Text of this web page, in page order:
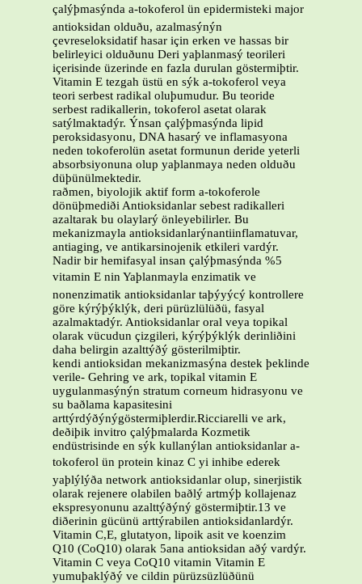
çalýþmasýnda a-tokoferol ün epidermisteki major
antioksidan olduðu, azalmasýnýn
çevreseloksidatif hasar için erken ve hassas bir
belirleyici olduðunu Deri yaþlanmasý teorileri
içerisinde üzerinde en fazla durulan göstermiþtir.
Vitamin E tezgah üstü en sýk a-tokoferol veya
teori serbest radikal oluþumudur. Bu teoride
serbest radikallerin, tokoferol asetat olarak
satýlmaktadýr. Ýnsan çalýþmasýnda lipid
peroksidasyonu, DNA hasarý ve inflamasyona
neden tokoferolün asetat formunun deride yeterli
absorbsiyonuna olup yaþlanmaya neden olduðu
düþünülmektedir.
raðmen, biyolojik aktif form a-tokoferole
dönüþmediði Antioksidanlar sebest radikalleri
azaltarak bu olaylarý önleyebilirler. Bu
mekanizmayla antioksidanlarýnantiinflamatuvar,
antiaging, ve antikarsinojenik etkileri vardýr.
Nadir bir hemifasyal insan çalýþmasýnda %5
vitamin E nin Yaþlanmayla enzimatik ve
nonenzimatik antioksidanlar taþýyýcý kontrollere
göre kýrýþýklýk, deri pürüzlülüðü, fasyal
azalmaktadýr. Antioksidanlar oral veya topikal
olarak vücudun çizgileri, kýrýþýklýk derinliðini
daha belirgin azalttýðý gösterilmiþtir.
kendi antioksidan mekanizmasýna destek þeklinde
verile- Gehring ve ark, topikal vitamin E
uygulanmasýnýn stratum corneum hidrasyonu ve
su baðlama kapasitesini
arttýrdýðýnýgöstermiþlerdir.Ricciarelli ve ark,
deðiþik invitro çalýþmalarda Kozmetik
endüstrisinde en sýk kullanýlan antioksidanlar a-
tokoferol ün protein kinaz C yi inhibe ederek
yaþlýlýða network antioksidanlar olup, sinerjistik
olarak rejenere olabilen baðlý artmýþ kollajenaz
ekspresyonunu azalttýðýný göstermiþtir.13 ve
diðerinin gücünü arttýrabilen antioksidanlardýr.
Vitamin C,E, glutatyon, lipoik asit ve koenzim
Q10 (CoQ10) olarak 5ana antioksidan aðý vardýr.
Vitamin C veya CoQ10 vitamin Vitamin E
yumuþaklýðý ve cildin pürüzsüzlüðünü